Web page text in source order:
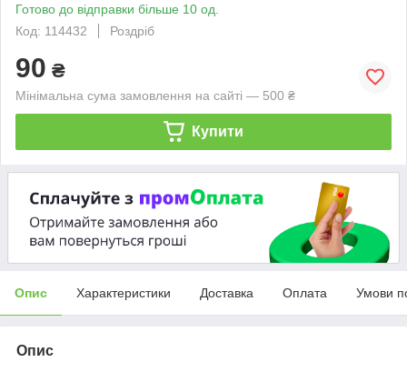
Готово до відправки більше 10 од.
Код: 114432
Роздріб
90 ₴
Мінімальна сума замовлення на сайті — 500 ₴
Купити
Опис Характеристики Доставка Оплата Умови
Опис